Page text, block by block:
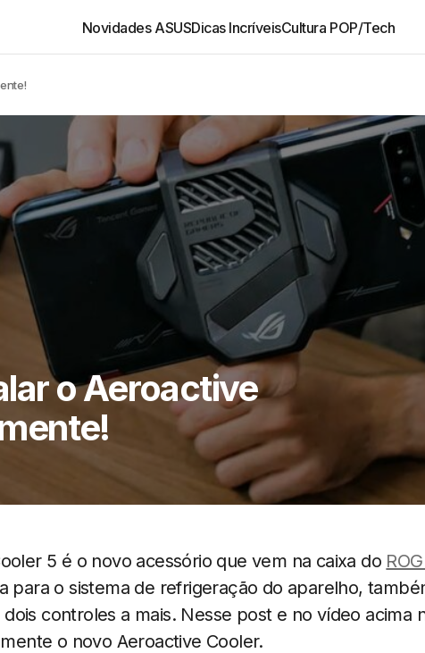
Novidades ASUSDicas IncríveisCultura POP/Tech
o Aeroactive
5 é o novo acessório que vem na caixa do
para o sistema de refrigeração do aparelho,
controles a mais. Nesse post e no vídeo acima
o novo Aeroactive Cooler.